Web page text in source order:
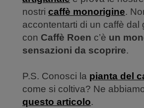
nostri caffè monorigine.
accontentarti di un caffè dal
con Caffè Roen c’è un
sensazioni da scoprire.
P.S. Conosci la pianta del
come si coltiva? Ne
questo articolo.